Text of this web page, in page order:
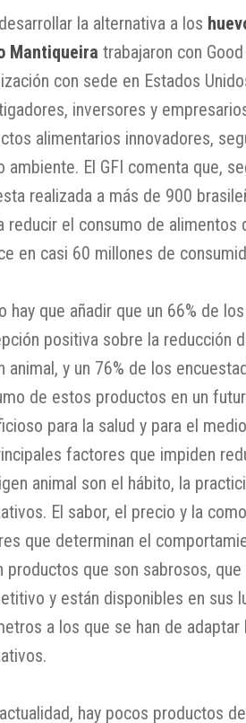
la alternativa a los
Mantiqueira trabajaron con
con sede en Estados
inversores y
alimentarios innovadores,
ambiente. El GFI comenta que,
realizada a más de 900
reducir el consumo de alimentos
en casi 60 millones de
hay que añadir que un 66% de
positiva sobre la reducción
animal, y un 76% de los
de estos productos en un
para la salud y para el
factores que impiden
animal son el hábito, la
El sabor, el precio y la
que determinan el
productos que son sabrosos,
y están disponibles en sus
a los que se han de
hay pocos productos